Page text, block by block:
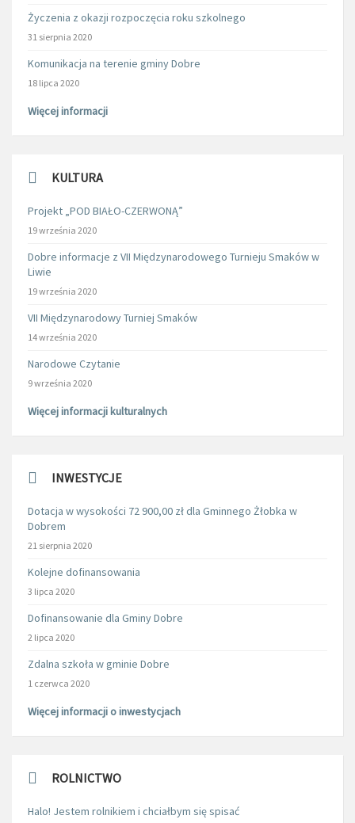
Życzenia z okazji rozpoczęcia roku szkolnego
31 sierpnia 2020
Komunikacja na terenie gminy Dobre
18 lipca 2020
Więcej informacji
KULTURA
Projekt „POD BIAŁO-CZERWONĄ”
19 września 2020
Dobre informacje z VII Międzynarodowego Turnieju Smaków w
Liwie
19 września 2020
VII Międzynarodowy Turniej Smaków
14 września 2020
Narodowe Czytanie
9 września 2020
Więcej informacji kulturalnych
INWESTYCJE
Dotacja w wysokości 72 900,00 zł dla Gminnego Żłobka w
Dobrem
21 sierpnia 2020
Kolejne dofinansowania
3 lipca 2020
Dofinansowanie dla Gminy Dobre
2 lipca 2020
Zdalna szkoła w gminie Dobre
1 czerwca 2020
Więcej informacji o inwestycjach
ROLNICTWO
Halo! Jestem rolnikiem i chciałbym się spisać